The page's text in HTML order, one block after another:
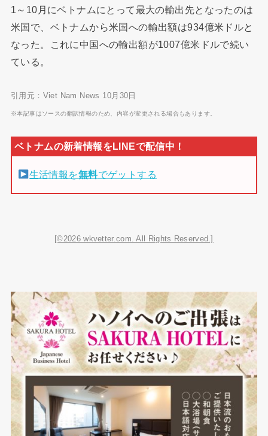
1～10月にベトナムにとって最大の輸出先となったのは
米国で、ベトナムから米国への輸出額は934億米ドルと
なった。これに中国への輸出額が1007億米ドルで続い
ている。
引用元：Viet Nam News 10月30日
※本記事はソースの翻訳情報のため、内容が変更される場合もあります。
生活情報を無料でゲットする
[©2026 wkvetter.com. All Rights Reserved.]